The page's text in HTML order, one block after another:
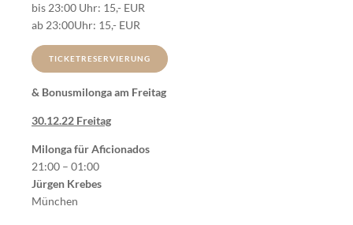
bis 23:00 Uhr: 15,- EUR
ab 23:00Uhr: 15,- EUR
TICKETRESERVIERUNG
& Bonusmilonga am Freitag
30.12.22 Freitag
Milonga für Aficionados
21:00 – 01:00
Jürgen Krebes
München